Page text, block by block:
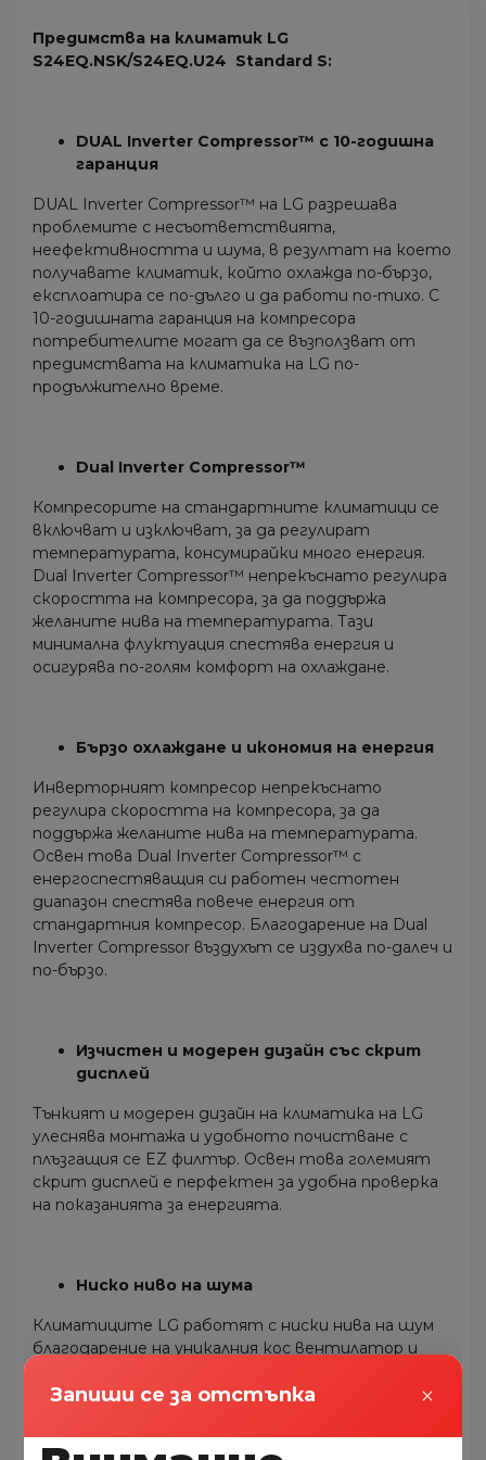
Предимства на климатик LG
S24EQ.NSK/S24EQ.U24 Standard S:
DUAL Inverter Compressor™ с 10-годишна
гаранция
DUAL Inverter Compressor™ на LG разрешава
проблемите с несъответствията,
неефективността и шума, в резултат на което
получавате климатик, който охлажда по-бързо,
експлоатира се по-дълго и да работи по-тихо. С
10-годишната гаранция на компресора
потребителите могат да се възползват от
предимствата на климатика на LG по-
продължително време.
Dual Inverter Compressor™
Компресорите на стандартните климатици се
включват и изключват, за да регулират
температурата, консумирайки много енергия.
Dual Inverter Compressor™ непрекъснато регулира
скоростта на компресора, за да поддържа
желаните нива на температурата. Тази
минимална флуктуация спестява енергия и
осигурява по-голям комфорт на охлаждане.
Бързо охлаждане и икономия на енергия
Инверторният компресор непрекъснато
регулира скоростта на компресора, за да
поддържа желаните нива на температурата.
Освен това Dual Inverter Compressor™ с
енергоспестяващия си работен честотен
диапазон спестява повече енергия от
стандартния компресор. Благодарение на Dual
Inverter Compressor въздухът се издухва по-далеч и
по-бързо.
Изчистен и модерен дизайн със скрит
дисплей
Тънкият и модерен дизайн на климатика на LG
улеснява монтажа и удобното почистване с
плъзгащия се EZ филтър. Освен това големият
скрит дисплей е перфектен за удобна проверка
на показанията за енергията.
Ниско ниво на шума
Климатиците LG работят с ниски нива на шум
благодарение на уникалния кос вентилатор и
елиминират ненужния шум и позволяват плавна
Запиши се за отстъпка ×